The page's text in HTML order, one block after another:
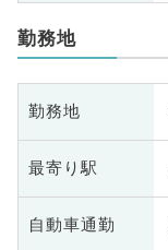
勤務地
勤務地
最寄り駅
自動車通勤